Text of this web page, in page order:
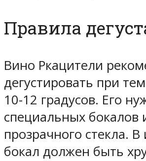
Правила
Вино Ркацители
дегустировать при
10-12 градусов. Его
специальных бокалов
прозрачного стекла. В
бокал должен быть